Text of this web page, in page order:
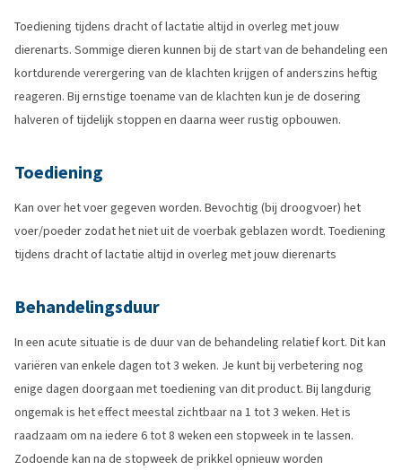
Toediening tijdens dracht of lactatie altijd in overleg met jouw
dierenarts. Sommige dieren kunnen bij de start van de behandeling een
kortdurende verergering van de klachten krijgen of anderszins heftig
reageren. Bij ernstige toename van de klachten kun je de dosering
halveren of tijdelijk stoppen en daarna weer rustig opbouwen.
Toediening
Kan over het voer gegeven worden. Bevochtig (bij droogvoer) het
voer/poeder zodat het niet uit de voerbak geblazen wordt. Toediening
tijdens dracht of lactatie altijd in overleg met jouw dierenarts
Behandelingsduur
In een acute situatie is de duur van de behandeling relatief kort. Dit kan
variëren van enkele dagen tot 3 weken. Je kunt bij verbetering nog
enige dagen doorgaan met toediening van dit product. Bij langdurig
ongemak is het effect meestal zichtbaar na 1 tot 3 weken. Het is
raadzaam om na iedere 6 tot 8 weken een stopweek in te lassen.
Zodoende kan na de stopweek de prikkel opnieuw worden